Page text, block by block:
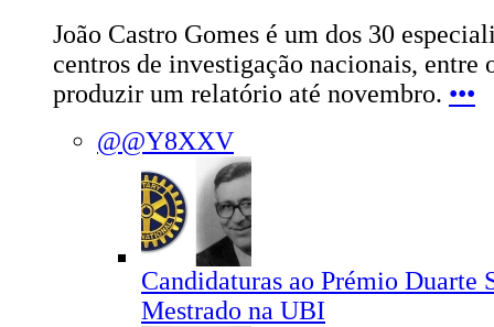
João Castro Gomes é um dos 30
centros de investigação nacionais, entre
produzir um relatório até novembro. •••
@@Y8XXV
Candidaturas ao Prémio Duarte
Mestrado na UBI